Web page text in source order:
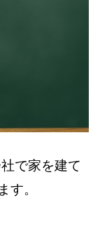
で家を建て
す。